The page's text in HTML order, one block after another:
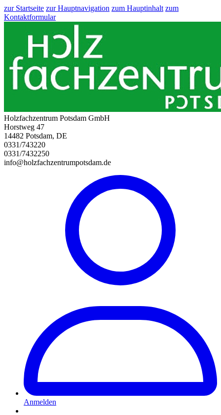
zur Startseite zur Hauptnavigation zum Hauptinhalt zum
Kontaktformular
Holzfachzentrum Potsdam GmbH
Horstweg 47
14482 Potsdam, DE
0331/743220
0331/7432250
info@holzfachzentrumpotsdam.de
Anmelden